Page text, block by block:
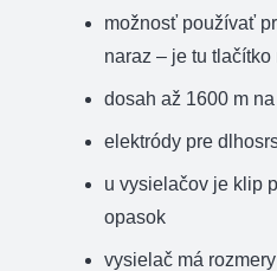
možnosť používať
naraz – je tu
dosah až 1600 m
elektródy pre
u vysielačov je klip
opasok
vysielač má